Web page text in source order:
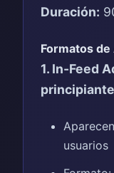
Duración:
Formatos
1. In-Feed
usuarios